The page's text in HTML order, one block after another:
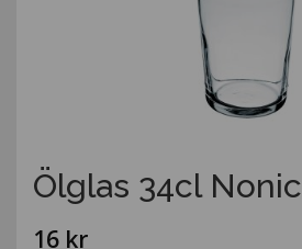
Ölglas 34cl Nonic
16 kr